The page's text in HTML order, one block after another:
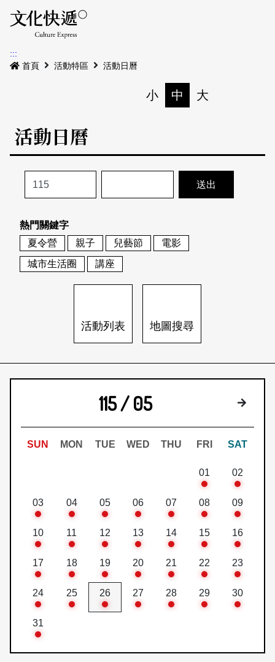
最新公告
本期專題
歷史專題
活動特區
活動列表
地圖搜尋
關於我們
關於我們
刊物索取地點
會員基本資料
刊登活動
網站導覽 English
日本語 登入/註冊
:::
首頁
活動特區 活動日曆
小 中 大
活動日曆
熱門關鍵字
夏令營
親子 兒藝節
電影
城市生活圈
講座
活動列表 地圖搜尋
115 / 05 下個月
SUN MON TUE WED THU FRI SAT
01 02
03 04 05 06 07 08 09
10 11 12 13 14 15 16
17 18 19 20 21 22 23
24 25 26 27 28 29 30
31